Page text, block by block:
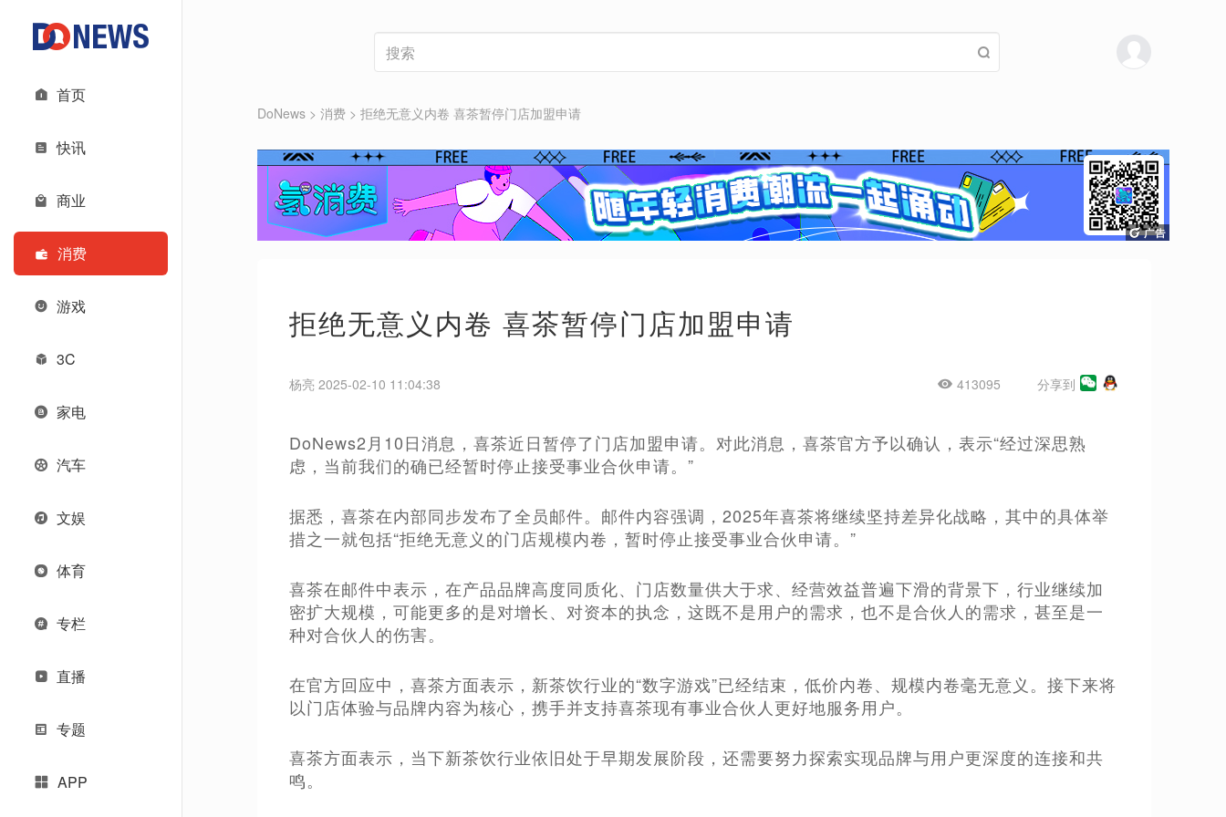
首页
快讯
商业
消费
游戏
3C
家电
汽车
文娱
体育
专栏
直播
专题
APP
DoNews > 消费 > 拒绝无意义内卷 喜茶暂停门店加盟申请
拒绝无意义内卷 喜茶暂停门店加盟申请
杨亮 2025-02-10 11:04:38 413095 分享到
DoNews2月10日消息，喜茶近日暂停了门店加盟申请。对此消息，喜茶官方予以确认，表示“经过深思熟
虑，当前我们的确已经暂时停止接受事业合伙申请。”
据悉，喜茶在内部同步发布了全员邮件。邮件内容强调，2025年喜茶将继续坚持差异化战略，其中的具体举
措之一就包括“拒绝无意义的门店规模内卷，暂时停止接受事业合伙申请。”
喜茶在邮件中表示，在产品品牌高度同质化、门店数量供大于求、经营效益普遍下滑的背景下，行业继续加
密扩大规模，可能更多的是对增长、对资本的执念，这既不是用户的需求，也不是合伙人的需求，甚至是一
种对合伙人的伤害。
在官方回应中，喜茶方面表示，新茶饮行业的“数字游戏”已经结束，低价内卷、规模内卷毫无意义。接下来将
以门店体验与品牌内容为核心，携手并支持喜茶现有事业合伙人更好地服务用户。
喜茶方面表示，当下新茶饮行业依旧处于早期发展阶段，还需要努力探索实现品牌与用户更深度的连接和共
鸣。